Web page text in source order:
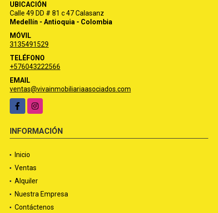
UBICACIÓN
Calle 49 DD # 81 c 47 Calasanz
Medellín - Antioquia - Colombia
MÓVIL
3135491529
TELÉFONO
+576043222566
EMAIL
ventas@vivainmobiliariaasociados.com
FacebookInstagram
INFORMACIÓN
Inicio
Ventas
Alquiler
Nuestra Empresa
Contáctenos